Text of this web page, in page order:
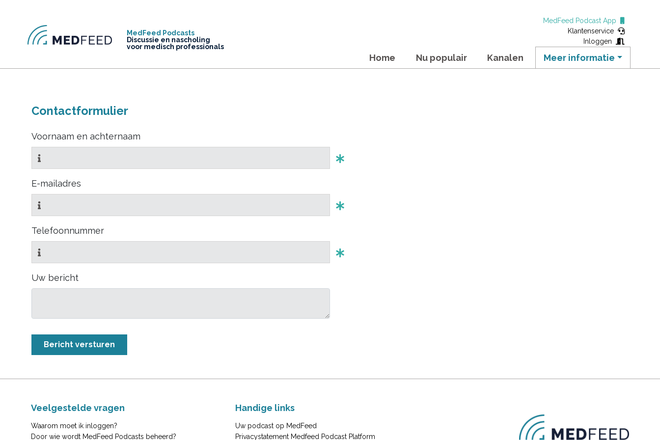
MedFeed Podcasts
Discussie en nascholing
voor medisch professionals
MedFeed Podcast App
Klantenservice
Inloggen
Home Nu populair Kanalen Meer informatie
Contactformulier
Voornaam en achternaam
E-mailadres
Telefoonnummer
Uw bericht
Veelgestelde vragen
Waarom moet ik inloggen?
Door wie wordt MedFeed Podcasts beheerd?
Handige links
Uw podcast op MedFeed
Privacystatement Medfeed Podcast Platform